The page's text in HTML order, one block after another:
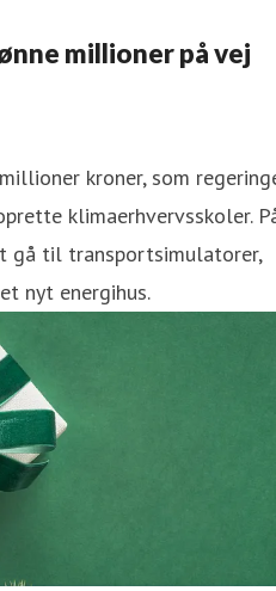
millioner på vej
kroner, som
klimaerhvervsskoler.
gå til transportsimulatorer,
nyt energihus.